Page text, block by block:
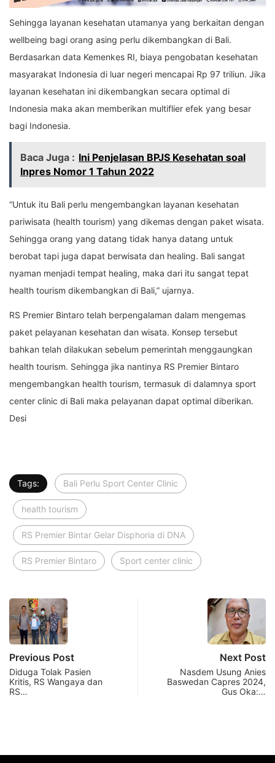
Sehingga layanan kesehatan utamanya yang berkaitan dengan
wellbeing bagi orang asing perlu dikembangkan di Bali.
Berdasarkan data Kemenkes RI, biaya pengobatan kesehatan
masyarakat Indonesia di luar negeri mencapai Rp 97 triliun. Jika
layanan kesehatan ini dikembangkan secara optimal di
Indonesia maka akan memberikan multiflier efek yang besar
bagi Indonesia.
Baca Juga : Ini Penjelasan BPJS Kesehatan soal
Inpres Nomor 1 Tahun 2022
“Untuk itu Bali perlu mengembangkan layanan kesehatan
pariwisata (health tourism) yang dikemas dengan paket wisata.
Sehingga orang yang datang tidak hanya datang untuk
berobat tapi juga dapat berwisata dan healing. Bali sangat
nyaman menjadi tempat healing, maka dari itu sangat tepat
health tourism dikembangkan di Bali,” ujarnya.
RS Premier Bintaro telah berpengalaman dalam mengemas
paket pelayanan kesehatan dan wisata. Konsep tersebut
bahkan telah dilakukan sebelum pemerintah menggaungkan
health tourism. Sehingga jika nantinya RS Premier Bintaro
mengembangkan health tourism, termasuk di dalamnya sport
center clinic di Bali maka pelayanan dapat optimal diberikan.
Desi
Tags: Bali Perlu Sport Center Clinic
health tourism
RS Premier Bintar Gelar Disphoria di DNA
RS Premier Bintaro Sport center clinic
Previous Post
Diduga Tolak Pasien
Kritis, RS Wangaya dan
RS…
Next Post
Nasdem Usung Anies
Baswedan Capres 2024,
Gus Oka:…